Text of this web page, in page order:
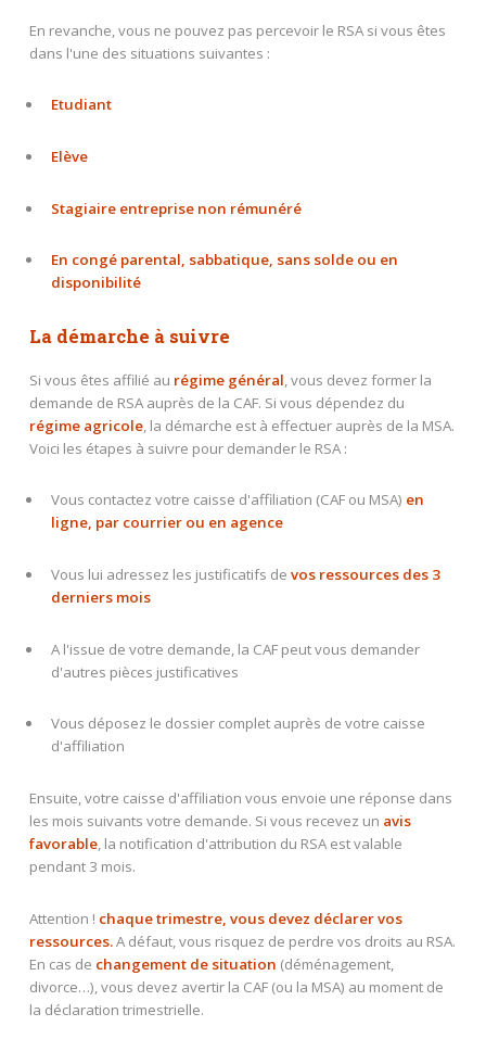
En revanche, vous ne pouvez pas percevoir le RSA si vous êtes
dans l'une des situations suivantes :
Etudiant
Elève
Stagiaire entreprise non rémunéré
En congé parental, sabbatique, sans solde ou en
disponibilité
La démarche à suivre
Si vous êtes affilié au régime général, vous devez former la
demande de RSA auprès de la CAF. Si vous dépendez du
régime agricole, la démarche est à effectuer auprès de la MSA.
Voici les étapes à suivre pour demander le RSA :
Vous contactez votre caisse d'affiliation (CAF ou MSA) en
ligne, par courrier ou en agence
Vous lui adressez les justificatifs de vos ressources des 3
derniers mois
A l'issue de votre demande, la CAF peut vous demander
d'autres pièces justificatives
Vous déposez le dossier complet auprès de votre caisse
d'affiliation
Ensuite, votre caisse d'affiliation vous envoie une réponse dans
les mois suivants votre demande. Si vous recevez un avis
favorable, la notification d'attribution du RSA est valable
pendant 3 mois.
Attention ! chaque trimestre, vous devez déclarer vos
ressources.A défaut, vous risquez de perdre vos droits au RSA.
En cas de changement de situation (déménagement,
divorce…), vous devez avertir la CAF (ou la MSA) au moment de
la déclaration trimestrielle.